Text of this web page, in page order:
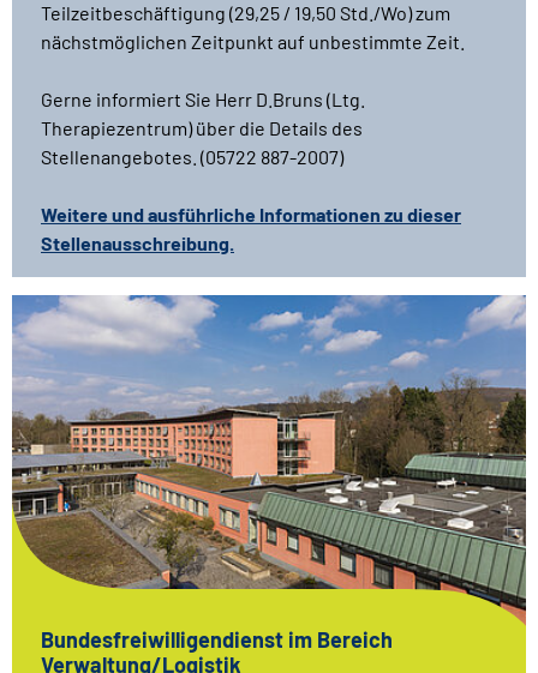
Teilzeitbeschäftigung (29,25 / 19,50 Std./Wo) zum
nächstmöglichen Zeitpunkt auf unbestimmte Zeit.
Gerne informiert Sie Herr D.Bruns (Ltg.
Therapiezentrum) über die Details des
Stellenangebotes. (05722 887-2007)
Weitere und ausführliche Informationen zu dieser
Stellenausschreibung.
Bundesfreiwilligendienst im Bereich
Verwaltung/Logistik